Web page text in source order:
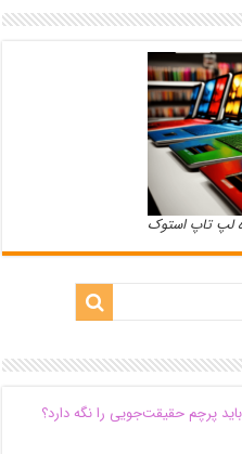
لپ تاپ استوک
پرچم حقیقت‌جویی را نگه دارد؟